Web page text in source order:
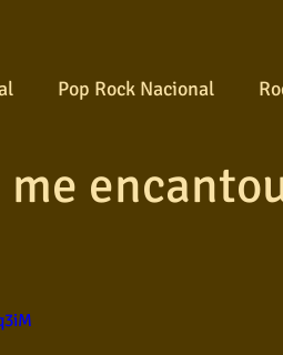
Pop Rock Nacional
Jovem guarda Poesia